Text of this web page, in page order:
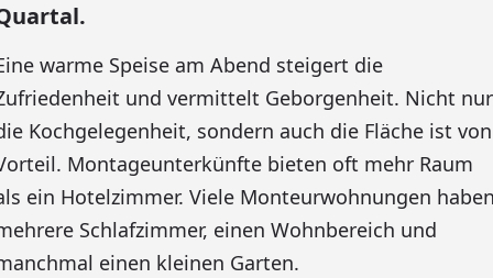
warme Speise am Abend steigert die
und vermittelt Geborgenheit. Nicht nur
Kochgelegenheit, sondern auch die Fläche ist von
Montageunterkünfte bieten oft mehr Raum
ein Hotelzimmer. Viele Monteurwohnungen
Schlafzimmer, einen Wohnbereich und
einen kleinen Garten.